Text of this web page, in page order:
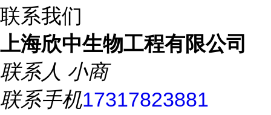
联系我们
上海欣中生物工程有限公司
联系人 小商
联系手机17317823881